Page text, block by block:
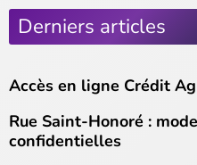
Derniers articles
Accès en ligne Crédit
Rue Saint-Honoré :
confidentielles